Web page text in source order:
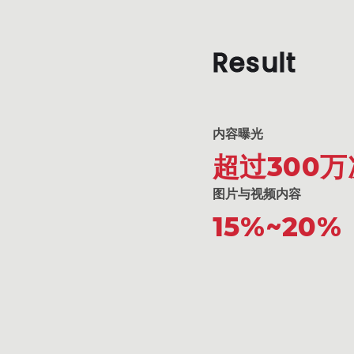
Result
内容曝光
超过300万
图片与视频内容
15%~20%